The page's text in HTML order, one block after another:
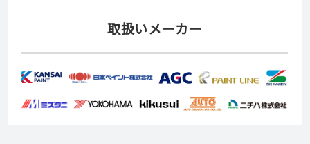
取扱いメーカー